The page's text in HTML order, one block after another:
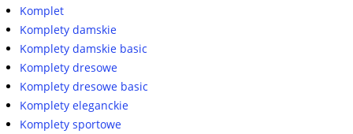
Komplet
Komplety damskie
Komplety damskie basic
Komplety dresowe
Komplety dresowe basic
Komplety eleganckie
Komplety sportowe